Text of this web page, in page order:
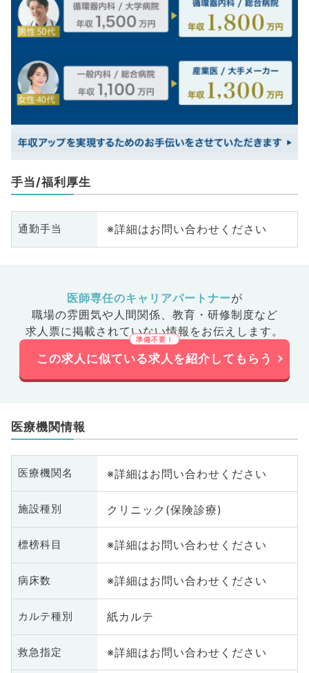
手当/福利厚生
通勤手当 ※詳細はお問い合わせください
医師専任のキャリアパートナーが
職場の雰囲気や人間関係、 教育・研修制度など
求人票に掲載されていない情報をお伝えします。
この求人に似ている求人を紹介してもらう
医療機関情報
医療機関名 ※詳細はお問い合わせください
施設種別 クリニック(保険診療)
標榜科目 ※詳細はお問い合わせください
病床数 ※詳細はお問い合わせください
カルテ種別 紙カルテ
救急指定 ※詳細はお問い合わせください